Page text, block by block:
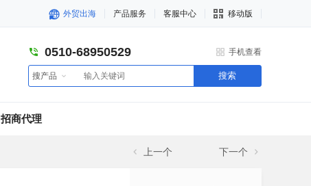
外贸出海 产品服务 客服中心 移动版
0510-68950529 手机查看
搜产品 搜索
招商代理
上一个 下一个